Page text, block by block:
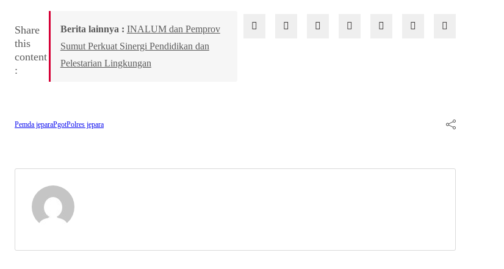
Share
this
content
:
Berita lainnya : INALUM dan Pemprov
Sumut Perkuat Sinergi Pendidikan dan
Pelestarian Lingkungan
Pemda jeparaPgotPolres jepara